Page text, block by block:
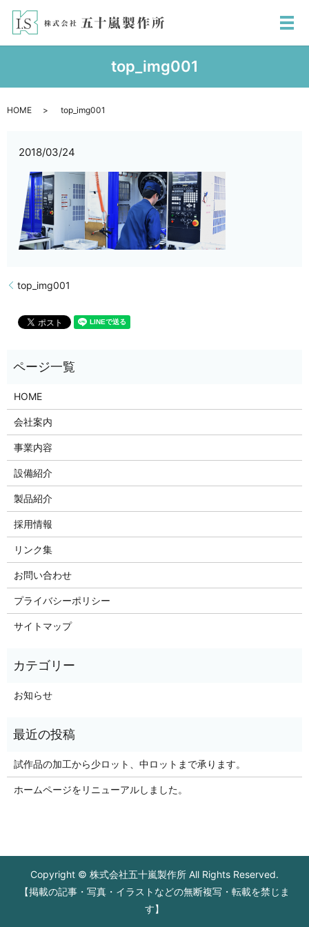
メ
top_img001
HOME top_img001
2018/03/24
top_img001
HOME
会社案内
事業内容
設備紹介
製品紹介
採用情報
リンク集
お問い合わせ
プライバシーポリシー
サイトマップ
お知らせ
試作品の加工から少ロット、中ロットまで承ります。
ホームページをリニューアルしました。
Copyright © 株式会社五十嵐製作所 All Rights Reserved.
【掲載の記事・写真・イラストなどの無断複写・転載を禁じま
す】